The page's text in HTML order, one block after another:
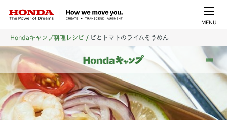
MENU
Hondaキャンプ料理レシピエビとトマトのライムそうめん